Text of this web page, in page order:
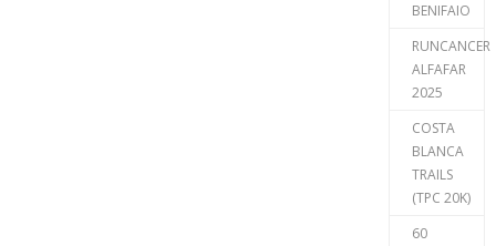
BENIFAIO
RUNCANCER
ALFAFAR
2025
COSTA
BLANCA
TRAILS
(TPC 20K)
60